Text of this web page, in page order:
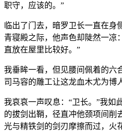
职守，应该的。”
临出了门去，暗罗卫长一直在身
青寝殿之际，他声色却陡然一凉
直放在屋里比较好。”
我垂眸一看，但见腰间佩着的六
司马容的雕工让这龙血木尤为博
我哀哀一声叹息：“卫长。”我如
的拔剑出鞘，径直冲他颈项间削
光与精铁剑的剑刃摩擦而过，火